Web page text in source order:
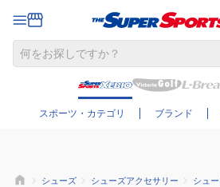
スポーツ・カテゴリ ブランド
さらに絞り込む
シューズ シューズアクセサリー シュ